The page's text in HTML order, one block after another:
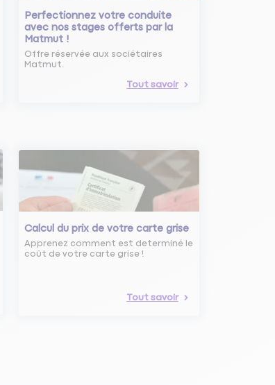
Perfectionnez votre conduite
avec nos stages offerts par la
Matmut !
Offre réservée aux sociétaires
Matmut.
Tout savoir
Calcul du prix de votre carte grise
Apprenez comment est determiné le
coût de votre carte grise !
Tout savoir